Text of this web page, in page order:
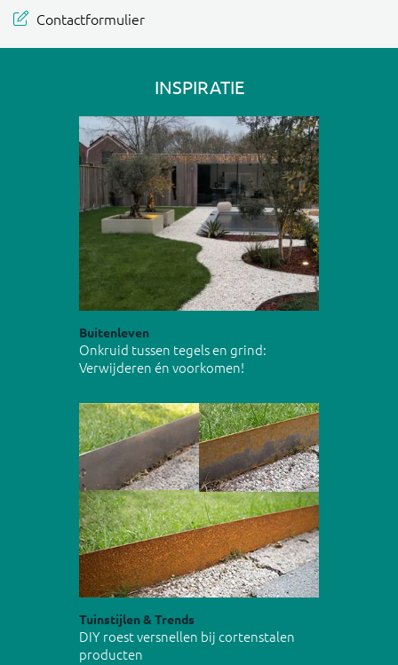
Contactformulier
INSPIRATIE
Buitenleven
Onkruid tussen tegels en grind:
Verwijderen én voorkomen!
Tuinstijlen & Trends
DIY roest versnellen bij cortenstalen
producten